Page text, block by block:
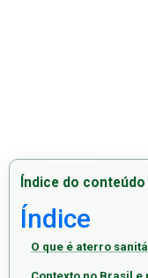
Índice do conteúdo
Índice
O que é aterro